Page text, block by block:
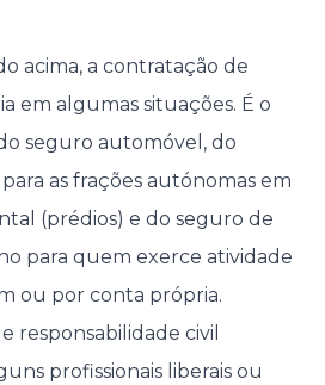
acima, a contratação de
em algumas situações. É o
seguro automóvel, do
as frações autónomas em
(prédios) e do seguro de
para quem exerce atividade
ou por conta própria.
responsabilidade civil
profissionais liberais ou